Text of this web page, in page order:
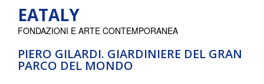
EATALY
PIERO GILARDI. GIARDINIERE DEL GRAN
PARCO DEL MONDO
FONDAZIONI E ARTE CONTEMPORANEA